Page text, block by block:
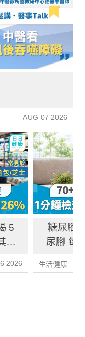
AUG 07 2026
5
中
2026
糖尿腳
尿腳 每
生活健康